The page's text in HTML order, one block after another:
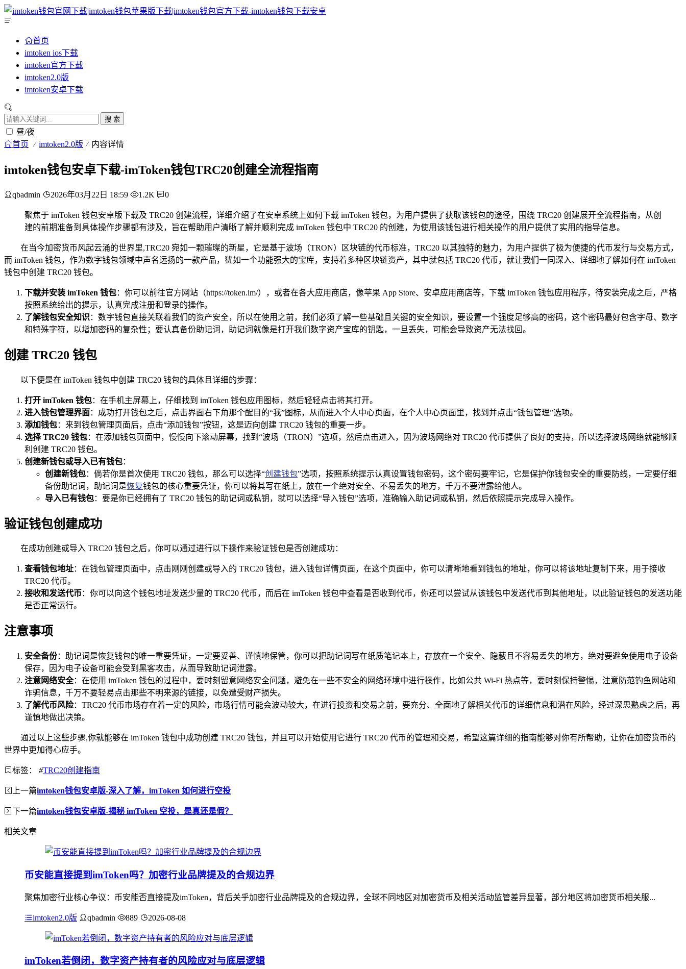
首页
imtoken ios下载
imtoken官方下载
imtoken2.0版
imtoken安卓下载
搜 索
昼/夜
首页 imtoken2.0版 内容详情
imtoken钱包安卓下载-imToken钱包TRC20创建全流程指南
qbadmin 2026年03月22日 18:59 1.2K 0
聚焦于 imToken 钱包安卓版下载及 TRC20 创建流程，详细介绍了在安卓系统上如何下载 imToken 钱包，为用户提供了获取该钱包的途径，围绕 TRC20 创建展开全流程指南，从创
建的前期准备到具体操作步骤都有涉及，旨在帮助用户清晰了解并顺利完成 imToken 钱包中 TRC20 的创建，为使用该钱包进行相关操作的用户提供了实用的指导信息。
在当今加密货币风起云涌的世界里,TRC20 宛如一颗璀璨的新星，它是基于波场（TRON）区块链的代币标准，TRC20 以其独特的魅力，为用户提供了极为便捷的代币发行与交易方式，
而 imToken 钱包，作为数字钱包领域中声名远扬的一款产品，犹如一个功能强大的宝库，支持着多种区块链资产，其中就包括 TRC20 代币，就让我们一同深入、详细地了解如何在 imToken
钱包中创建 TRC20 钱包。
下载并安装 imToken 钱包：你可以前往官方网站（https://token.im/），或者在各大应用商店，像苹果 App Store、安卓应用商店等，下载 imToken 钱包应用程序，待安装完成之后，严格
按照系统给出的提示，认真完成注册和登录的操作。
了解钱包安全知识 ：数字钱包直接关联着我们的资产安全，所以在使用之前，我们必须了解一些基础且关键的安全知识，要设置一个强度足够高的密码，这个密码最好包含字母、数字
和特殊字符，以增加密码的复杂性；要认真备份助记词，助记词就像是打开我们数字资产宝库的钥匙，一旦丢失，可能会导致资产无法找回。
创建 TRC20 钱包
以下便是在 imToken 钱包中创建 TRC20 钱包的具体且详细的步骤：
打开 imToken 钱包：在手机主屏幕上，仔细找到 imToken 钱包应用图标，然后轻轻点击将其打开。
进入钱包管理界面：成功打开钱包之后，点击界面右下角那个醒目的“我”图标，从而进入个人中心页面，在个人中心页面里，找到并点击“钱包管理”选项。
添加钱包：来到钱包管理页面后，点击“添加钱包”按钮，这是迈向创建 TRC20 钱包的重要一步。
选择 TRC20 钱包：在添加钱包页面中，慢慢向下滚动屏幕，找到“波场（TRON）”选项，然后点击进入，因为波场网络对 TRC20 代币提供了良好的支持，所以选择波场网络就能够顺
利创建 TRC20 钱包。
创建新钱包或导入已有钱包：
创建新钱包：倘若你是首次使用 TRC20 钱包，那么可以选择“创建钱包”选项，按照系统提示认真设置钱包密码，这个密码要牢记，它是保护你钱包安全的重要防线，一定要仔细
备份助记词，助记词是恢复钱包的核心重要凭证，你可以将其写在纸上，放在一个绝对安全、不易丢失的地方，千万不要泄露给他人。
导入已有钱包：要是你已经拥有了 TRC20 钱包的助记词或私钥，就可以选择“导入钱包”选项，准确输入助记词或私钥，然后依照提示完成导入操作。
验证钱包创建成功
在成功创建或导入 TRC20 钱包之后，你可以通过进行以下操作来验证钱包是否创建成功：
查看钱包地址：在钱包管理页面中，点击刚刚创建或导入的 TRC20 钱包，进入钱包详情页面，在这个页面中，你可以清晰地看到钱包的地址，你可以将该地址复制下来，用于接收
TRC20 代币。
接收和发送代币 ：你可以向这个钱包地址发送少量的 TRC20 代币，而后在 imToken 钱包中查看是否收到代币，你还可以尝试从该钱包中发送代币到其他地址，以此验证钱包的发送功能
是否正常运行。
注意事项
安全备份：助记词是恢复钱包的唯一重要凭证，一定要妥善、谨慎地保管，你可以把助记词写在纸质笔记本上，存放在一个安全、隐蔽且不容易丢失的地方，绝对要避免使用电子设备
保存，因为电子设备可能会受到黑客攻击，从而导致助记词泄露。
注意网络安全：在使用 imToken 钱包的过程中，要时刻留意网络安全问题，避免在一些不安全的网络环境中进行操作，比如公共 Wi-Fi 热点等，要时刻保持警惕，注意防范钓鱼网站和
诈骗信息，千万不要轻易点击那些不明来源的链接，以免遭受财产损失。
了解代币风险：TRC20 代币市场存在着一定的风险，市场行情可能会波动较大，在进行投资和交易之前，要充分、全面地了解相关代币的详细信息和潜在风险，经过深思熟虑之后，再
谨慎地做出决策。
通过以上这些步骤,你就能够在 imToken 钱包中成功创建 TRC20 钱包，并且可以开始使用它进行 TRC20 代币的管理和交易，希望这篇详细的指南能够对你有所帮助，让你在加密货币的
世界中更加得心应手。
标签： #TRC20创建指南
上一篇imtoken钱包安卓版-深入了解，imToken 如何进行空投
下一篇imtoken钱包安卓版-揭秘 imToken 空投，是真还是假？
相关文章
币安能直接提到imToken吗？加密行业品牌提及的合规边界
聚焦加密行业核心争议：币安能否直接提及imToken，背后关乎加密行业品牌提及的合规边界，全球不同地区对加密货币及相关活动监管差异显著，部分地区将加密货币相关服...
imtoken2.0版 qbadmin 889 2026-08-08
imToken若倒闭，数字资产持有者的风险应对与底层逻辑